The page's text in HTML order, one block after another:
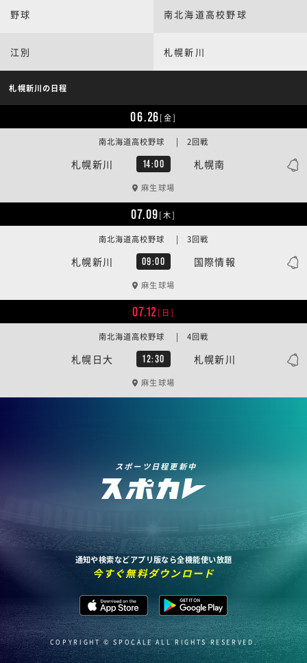
野球 南北海道高校野球
江別 札幌新川
札幌新川の日程
06.26[金]
札幌新川 14:00 札幌南
南北海道高校野球 | 2回戦
麻生球場
07.09[木]
札幌新川 09:00 国際情報
南北海道高校野球 | 3回戦
麻生球場
07.12[日]
札幌日大 12:30 札幌新川
南北海道高校野球 | 4回戦
麻生球場
スポーツ日程更新中
通知や検索などアプリ版なら全機能使い放題
今すぐ無料ダウンロード
COPYRIGHT © SPOCALE ALL RIGHTS RESERVED.